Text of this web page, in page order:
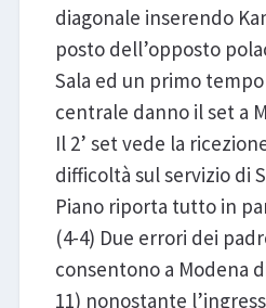
diagonale inserendo
posto dell’opposto
Sala ed un primo
centrale danno il set a
Il 2’ set vede la
difficoltà sul servizio di
Piano riporta tutto in
(4-4) Due errori dei
consentono a Modena
11) nonostante